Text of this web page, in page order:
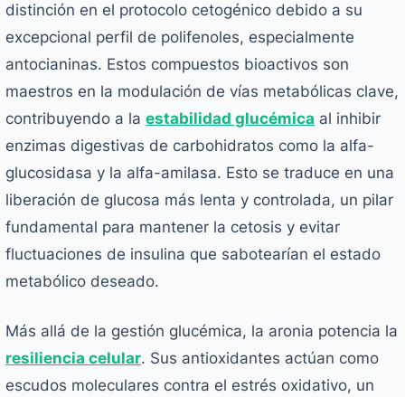
distinción en el protocolo cetogénico debido a su
excepcional perfil de polifenoles, especialmente
antocianinas. Estos compuestos bioactivos son
maestros en la modulación de vías metabólicas clave,
contribuyendo a la estabilidad glucémica al inhibir
enzimas digestivas de carbohidratos como la alfa-
glucosidasa y la alfa-amilasa. Esto se traduce en una
liberación de glucosa más lenta y controlada, un pilar
fundamental para mantener la cetosis y evitar
fluctuaciones de insulina que sabotearían el estado
metabólico deseado.
Más allá de la gestión glucémica, la aronia potencia la
resiliencia celular. Sus antioxidantes actúan como
escudos moleculares contra el estrés oxidativo, un